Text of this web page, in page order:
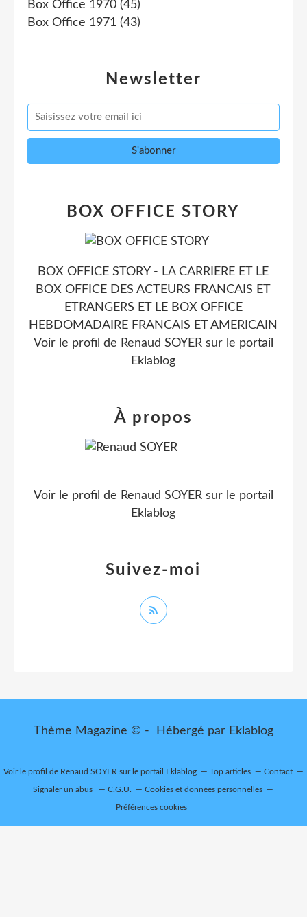
Newsletter
Box Office 1970 (45)
Box Office 1971 (43)
BOX OFFICE STORY
BOX OFFICE STORY - LA CARRIERE ET LE
BOX OFFICE DES ACTEURS FRANCAIS ET
ETRANGERS ET LE BOX OFFICE
HEBDOMADAIRE FRANCAIS ET AMERICAIN
Voir le profil de Renaud SOYER sur le portail
Eklablog
Suivez-moi
À propos
Voir le profil de Renaud SOYER sur le portail
Eklablog
Thème Magazine © - Hébergé par Eklablog
Voir le profil de Renaud SOYER sur le portail Eklablog Top articles Contact
Signaler un abus C.G.U. Cookies et données personnelles
Préférences cookies